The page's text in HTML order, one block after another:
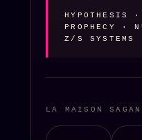
Corrections ·
Mentions légales
HYPOTHESIS ·
PROPHECY ·
Z/S SYSTEMS
LA MAISON SAGAN